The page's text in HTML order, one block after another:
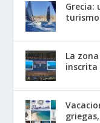
Grecia:
La
inscrita